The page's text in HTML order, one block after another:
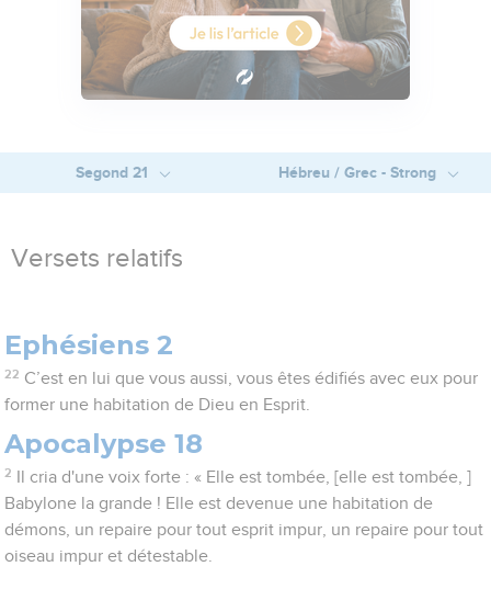
Segond 21 Hébreu / Grec - Strong
Versets relatifs
Ephésiens 2
22 C’est en lui que vous aussi, vous êtes édifiés avec eux pour
former une habitation de Dieu en Esprit.
Apocalypse 18
2
Il cria d'une voix forte : « Elle est tombée, [elle est tombée, ]
Babylone la grande ! Elle est devenue une habitation de
démons, un repaire pour tout esprit impur, un repaire pour tout
oiseau impur et détestable.